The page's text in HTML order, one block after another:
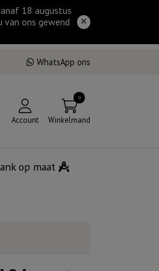
18 augustus
ons gewend
WhatsApp ons
Account
0
Winkelmand
op maat